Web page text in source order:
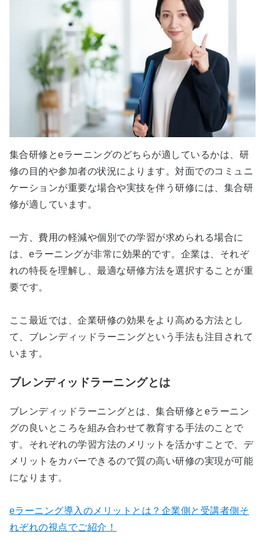
集合研修とeラーニングのどちらが適しているかは、研
修の目的や参加者の状況によります。対面でのコミュニ
ケーションが重要な場合や実技を伴う研修には、集合研
修が適しています。
一方、費用の軽減や個別での学習が求められる場合に
は、eラーニングが非常に効果的です。企業は、それぞ
れの特長を理解し、最適な研修方法を選択することが重
要です。
ここ最近では、企業研修の効果をより高める方法とし
て、ブレンディッドラーニングという手法も注目されて
います。
ブレンディッドラーニングとは
ブレンディッドラーニングとは、集合研修とeラーニン
グの良いところを組み合わせて教育する手法のことで
す。それぞれの学習方法のメリットを活かすことで、デ
メリットをカバーできるので質の高い研修の実現が可能
になります。
eラーニング導入のメリットとは？企業側と受講者側そ
れぞれの視点でご紹介！